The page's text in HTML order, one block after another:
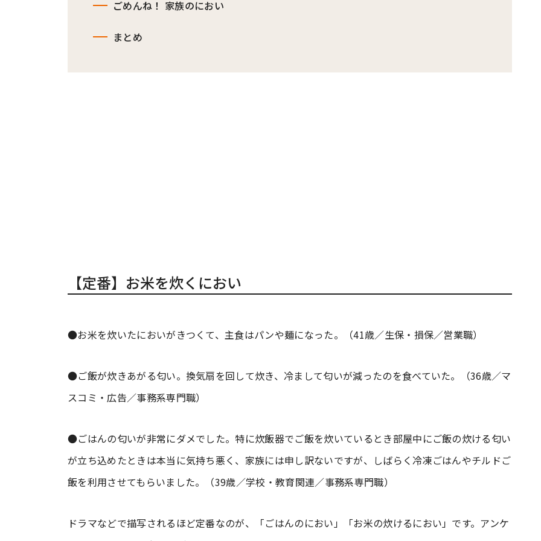
ごめんね！ 家族のにおい
まとめ
【定番】お米を炊くにおい
●お米を炊いたにおいがきつくて、主食はパンや麺になった。（41歳／生保・損保／営業職）
●ご飯が炊きあがる匂い。換気扇を回して炊き、冷まして匂いが減ったのを食べていた。（36歳／マ
スコミ・広告／事務系専門職）
●ごはんの匂いが非常にダメでした。特に炊飯器でご飯を炊いているとき部屋中にご飯の炊ける匂い
が立ち込めたときは本当に気持ち悪く、家族には申し訳ないですが、しばらく冷凍ごはんやチルドご
飯を利用させてもらいました。（39歳／学校・教育関連／事務系専門職）
ドラマなどで描写されるほど定番なのが、「ごはんのにおい」「お米の炊けるにおい」です。アンケ